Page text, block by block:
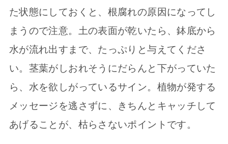
た状態にしておくと、根腐れの原因になってし
まうので注意。土の表面が乾いたら、鉢底から
水が流れ出すまで、たっぷりと与えてくださ
い。茎葉がしおれそうにだらんと下がっていた
ら、水を欲しがっているサイン。植物が発する
メッセージを逃さずに、きちんとキャッチして
あげることが、枯らさないポイントです。